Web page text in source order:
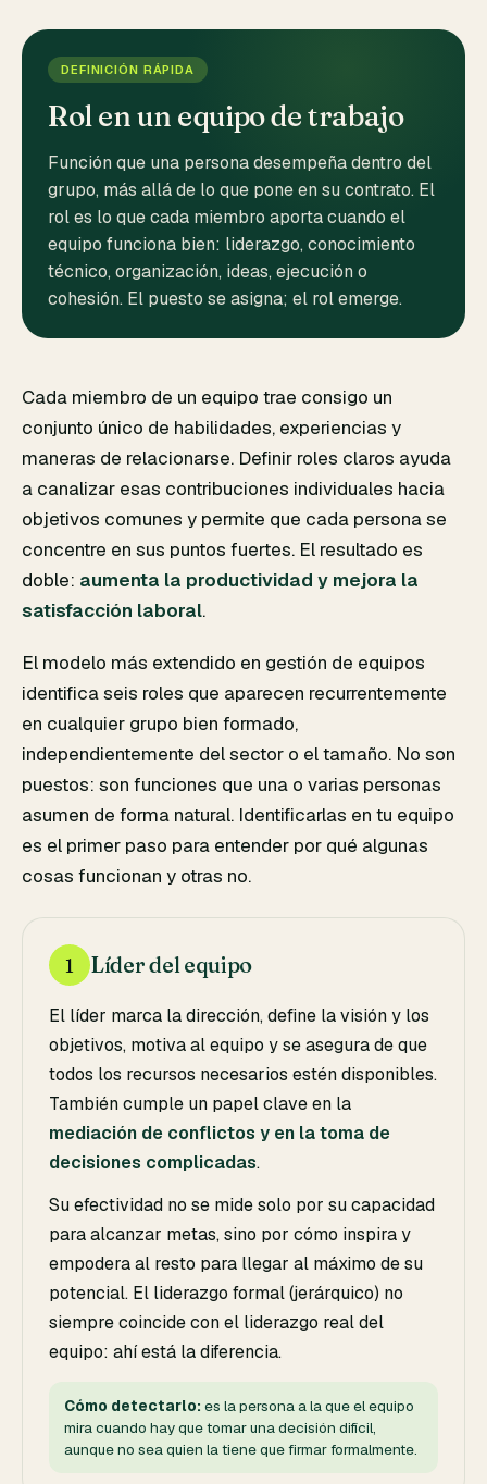
DEFINICIÓN RÁPIDA
Rol en un equipo de trabajo
Función que una persona desempeña dentro del
grupo, más allá de lo que pone en su contrato. El
rol es lo que cada miembro aporta cuando el
equipo funciona bien: liderazgo, conocimiento
técnico, organización, ideas, ejecución o
cohesión. El puesto se asigna; el rol emerge.
Cada miembro de un equipo trae consigo un
conjunto único de habilidades, experiencias y
maneras de relacionarse. Definir roles claros ayuda
a canalizar esas contribuciones individuales hacia
objetivos comunes y permite que cada persona se
concentre en sus puntos fuertes. El resultado es
doble: aumenta la productividad y mejora la
satisfacción laboral.
El modelo más extendido en gestión de equipos
identifica seis roles que aparecen recurrentemente
en cualquier grupo bien formado,
independientemente del sector o el tamaño. No son
puestos: son funciones que una o varias personas
asumen de forma natural. Identificarlas en tu equipo
es el primer paso para entender por qué algunas
cosas funcionan y otras no.
1 Líder del equipo
El líder marca la dirección, define la visión y los
objetivos, motiva al equipo y se asegura de que
todos los recursos necesarios estén disponibles.
También cumple un papel clave en la
mediación de conflictos y en la toma de
decisiones complicadas.
Su efectividad no se mide solo por su capacidad
para alcanzar metas, sino por cómo inspira y
empodera al resto para llegar al máximo de su
potencial. El liderazgo formal (jerárquico) no
siempre coincide con el liderazgo real del
equipo: ahí está la diferencia.
Cómo detectarlo: es la persona a la que el equipo
mira cuando hay que tomar una decisión difícil,
aunque no sea quien la tiene que firmar formalmente.